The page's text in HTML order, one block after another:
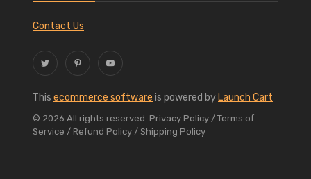
Contact Us
This ecommerce software is powered by Launch Cart
© 2026 All rights reserved. Privacy Policy / Terms of
Service / Refund Policy / Shipping Policy